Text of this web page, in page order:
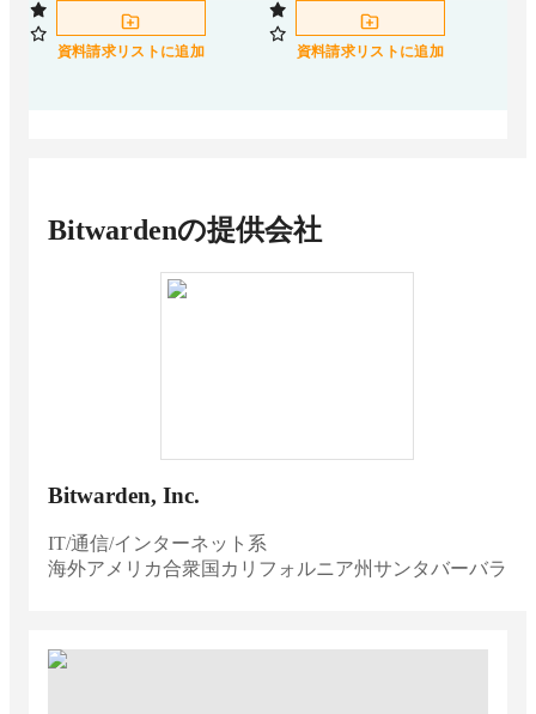
資料請求リストに追加 資料請求リストに追加
Bitwardenの提供会社
Bitwarden, Inc.
IT/通信/インターネット系
海外アメリカ合衆国カリフォルニア州サンタバーバラ